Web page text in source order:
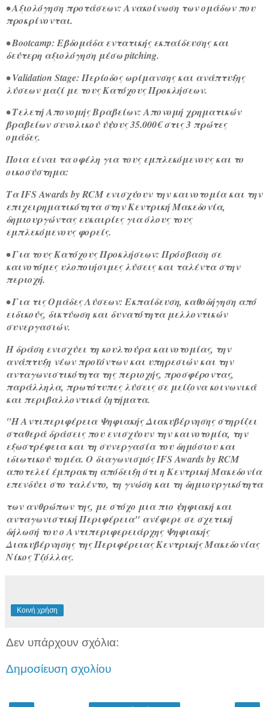
• Αξιολόγηση προτάσεων: Ανακοίνωση των ομάδων που
προκρίνονται.
• Bootcamp: Εβδομάδα εντατικής εκπαίδευσης και
δεύτερη αξιολόγηση μέσω pitching.
• Validation Stage: Περίοδος ωρίμανσης και ανάπτυξης
λύσεων μαζί με τους Κατόχους Προκλήσεων.
• Τελετή Απονομής Βραβείων: Απονομή χρηματικών
βραβείων συνολικού ύψους 35.000€ στις 3 πρώτες
ομάδες.
Ποια είναι τα οφέλη για τους εμπλεκόμενους και το
οικοσύστημα:
Τα IFS Awards by RCM ενισχύουν την καινοτομία και την
επιχειρηματικότητα στην Κεντρική Μακεδονία,
δημιουργώντας ευκαιρίες για όλους τους
εμπλεκόμενους φορείς.
• Για τους Κατόχους Προκλήσεων: Πρόσβαση σε
καινοτόμες υλοποιήσιμες λύσεις και ταλέντα στην
περιοχή.
• Για τις Ομάδες Λύσεων: Εκπαίδευση, καθοδήγηση από
ειδικούς, δικτύωση και δυνατότητα μελλοντικών
συνεργασιών.
Η δράση ενισχύει τη κουλτούρα καινοτομίας, την
ανάπτυξη νέων προϊόντων και υπηρεσιών και την
ανταγωνιστικότητα της περιοχής, προσφέροντας,
παράλληλα, πρωτότυπες λύσεις σε μείζονα κοινωνικά
και περιβαλλοντικά ζητήματα.
"H Αντιπεριφέρεια Ψηφιακής Διακυβέρνησης στηρίζει
σταθερά δράσεις που ενισχύουν την καινοτομία, την
εξωστρέφεια και τη συνεργασία του δημόσιου και
ιδιωτικού τομέα. Ο διαγωνισμός IFS Awards by RCM
αποτελεί έμπρακτη απόδειξη ότι η Κεντρική Μακεδονία
επενδύει στο ταλέντο, τη γνώση και τη δημιουργικότητα
των ανθρώπων της, με στόχο μια πιο ψηφιακή και
ανταγωνιστική Περιφέρεια" ανέφερε σε σχετική
δήλωσή του ο Αντιπεριφερειάρχης Ψηφιακής
Διακυβέρνησης της Περιφέρειας Κεντρικής Μακεδονίας
Νίκος Τζόλλας.
Κοινή χρήση
Δεν υπάρχουν σχόλια:
Δημοσίευση σχολίου